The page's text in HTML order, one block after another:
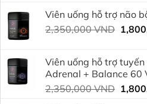
là:
Viên uống hỗ trợ não
2,350,000VND Giá
Viên uống hỗ trợ
Adrenal + Balance 60
2,350,000VND Giá